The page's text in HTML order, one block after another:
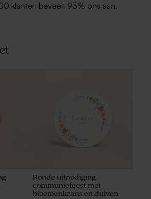
klanten beveelt 93% ons aan.
Ronde uitnodiging
communiefeest met
bloemenkrans en duiven